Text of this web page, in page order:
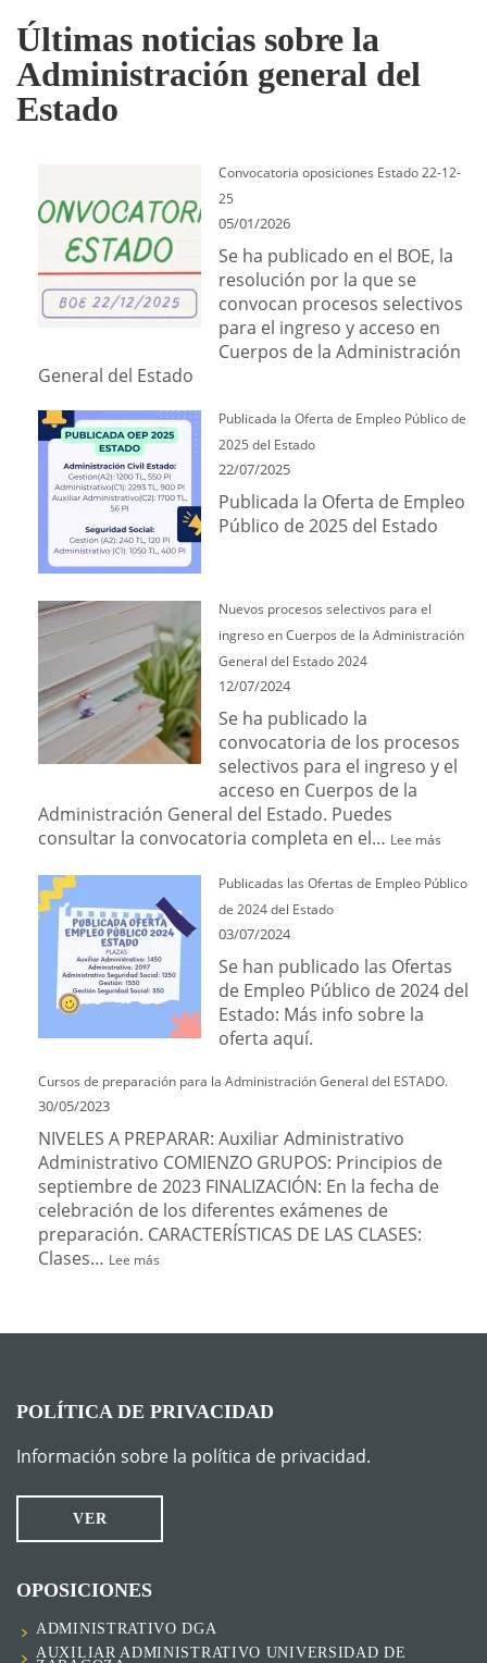
Últimas noticias sobre la
Administración general del
Estado
Convocatoria oposiciones Estado 22-12-
25
05/01/2026
Se ha publicado en el BOE, la
resolución por la que se
convocan procesos selectivos
para el ingreso y acceso en
Cuerpos de la Administración
General del Estado
Publicada la Oferta de Empleo Público de
2025 del Estado
22/07/2025
Publicada la Oferta de Empleo
Público de 2025 del Estado
Nuevos procesos selectivos para el
ingreso en Cuerpos de la Administración
General del Estado 2024
12/07/2024
Se ha publicado la
convocatoria de los procesos
selectivos para el ingreso y el
acceso en Cuerpos de la
Administración General del Estado. Puedes
consultar la convocatoria completa en el… Lee más
Publicadas las Ofertas de Empleo Público
de 2024 del Estado
03/07/2024
Se han publicado las Ofertas
de Empleo Público de 2024 del
Estado: Más info sobre la
oferta aquí.
Cursos de preparación para la Administración General del ESTADO.
30/05/2023
NIVELES A PREPARAR: Auxiliar Administrativo
Administrativo COMIENZO GRUPOS: Principios de
septiembre de 2023 FINALIZACIÓN: En la fecha de
celebración de los diferentes exámenes de
preparación. CARACTERÍSTICAS DE LAS CLASES:
Clases… Lee más
POLÍTICA DE PRIVACIDAD
Información sobre la política de privacidad.
VER
OPOSICIONES
ADMINISTRATIVO DGA
AUXILIAR ADMINISTRATIVO UNIVERSIDAD DE